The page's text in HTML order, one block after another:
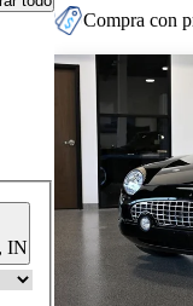
IN
Compra con